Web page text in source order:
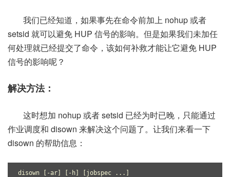
我们已经知道，如果事先在命令前加上 nohup 或者
setsid 就可以避免 HUP 信号的影响。但是如果我们未加任
何处理就已经提交了命令，该如何补救才能让它避免 HUP
信号的影响呢？
解决方法：
这时想加 nohup 或者 setsid 已经为时已晚，只能通过
作业调度和 disown 来解决这个问题了。让我们来看一下
disown 的帮助信息：
disown [-ar] [-h] [jobspec ...]